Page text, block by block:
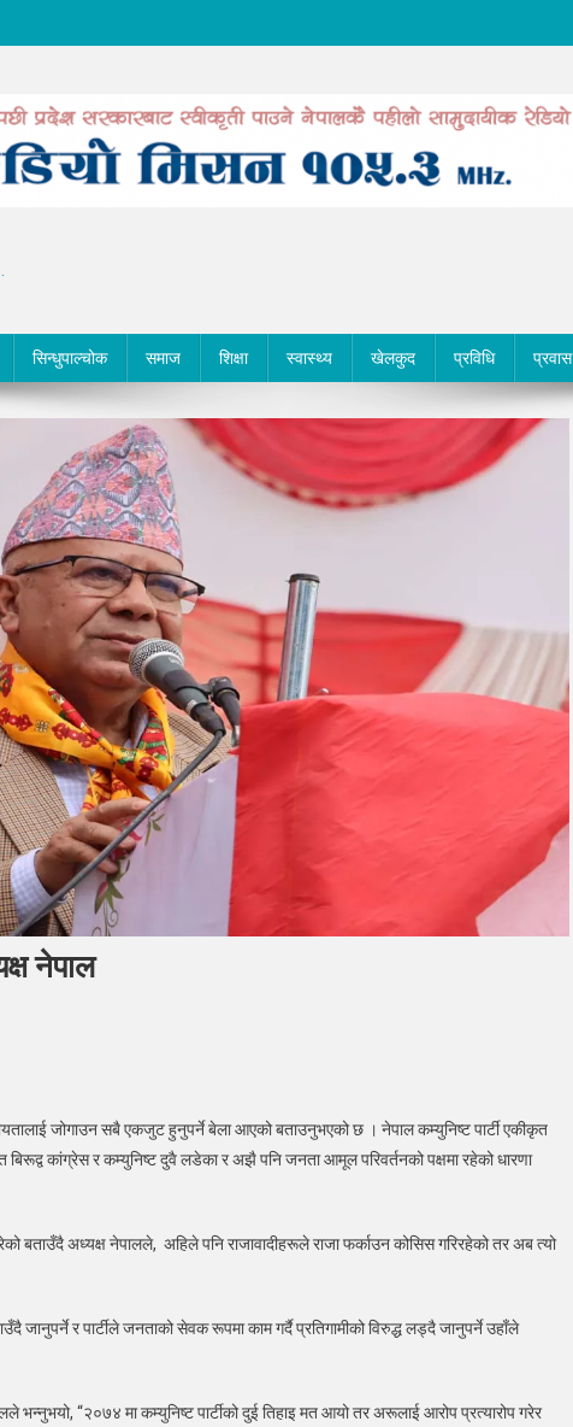
सिन्धुपाल्चोक समाज शिक्षा स्वास्थ्य खेलकुद प्रविधि प्रवास
नेपाल
जोगाउन सबै एकजुट हुनुपर्ने बेला आएको बताउनुभएको छ । नेपाल कम्युनिष्ट पार्टी एकीकृत
बिरूद्व कांग्रेस र कम्युनिष्ट दुवै लडेका र अझै पनि जनता आमूल परिवर्तनको पक्षमा रहेको धारणा
बताउँदै अध्यक्ष नेपालले, अहिले पनि राजावादीहरूले राजा फर्काउन कोसिस गरिरहेको तर अब त्यो
जानुपर्ने र पार्टीले जनताको सेवक रूपमा काम गर्दै प्रतिगामीको विरुद्ध लड्दै जानुपर्ने उहाँले
भन्नुभयो, “२०७४ मा कम्युनिष्ट पार्टीको दुई तिहाइ मत आयो तर अरूलाई आरोप प्रत्यारोप गरेर